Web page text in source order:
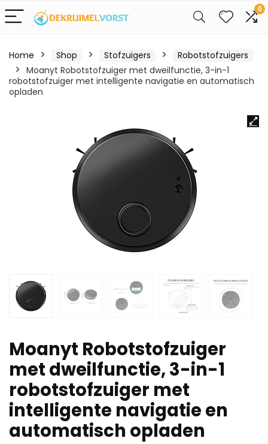
0
Home Shop Stofzuigers
Robotstofzuigers
Moanyt Robotstofzuiger met dweilfunctie, 3-in-1
robotstofzuiger met intelligente navigatie en automatisch
opladen
Moanyt Robotstofzuiger
met dweilfunctie, 3-in-1
robotstofzuiger met
intelligente navigatie en
automatisch opladen